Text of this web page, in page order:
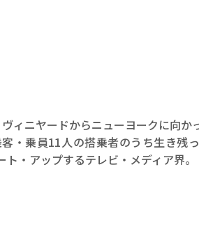
ィニヤードからニューヨークに向か
・乗員11人の搭乗者のうち生き残
・アップするテレビ・メディア界。